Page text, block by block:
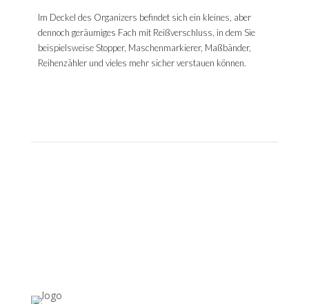
Im Deckel des Organizers befindet sich ein kleines, aber
dennoch geräumiges Fach mit Reißverschluss, in dem Sie
beispielsweise Stopper, Maschenmarkierer, Maßbänder,
Reihenzähler und vieles mehr sicher verstauen können.